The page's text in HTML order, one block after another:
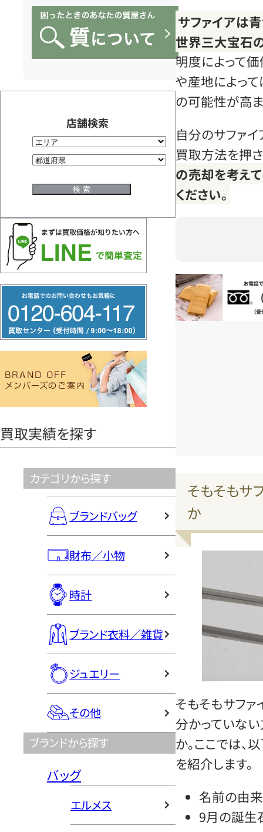
店舗検索
リ
ー
ヤ
買取実績を探す
カテゴリから探す
ブランドバッグ
財布／小物
時計
ブランド衣料／雑貨
ジュエリー
その他
ブランドから探す
バッグ
エルメス
サファイアは
世界三大宝石
明度によって価
や産地によっ
の可能性が高ま
自分のサファ
買取方法を押さ
の売却を考え
ください。
お電話問い
そもそもサ
か
そもそもサフ
分かっていな
か。ここでは
を紹介します。
名前の由来
9月の誕生